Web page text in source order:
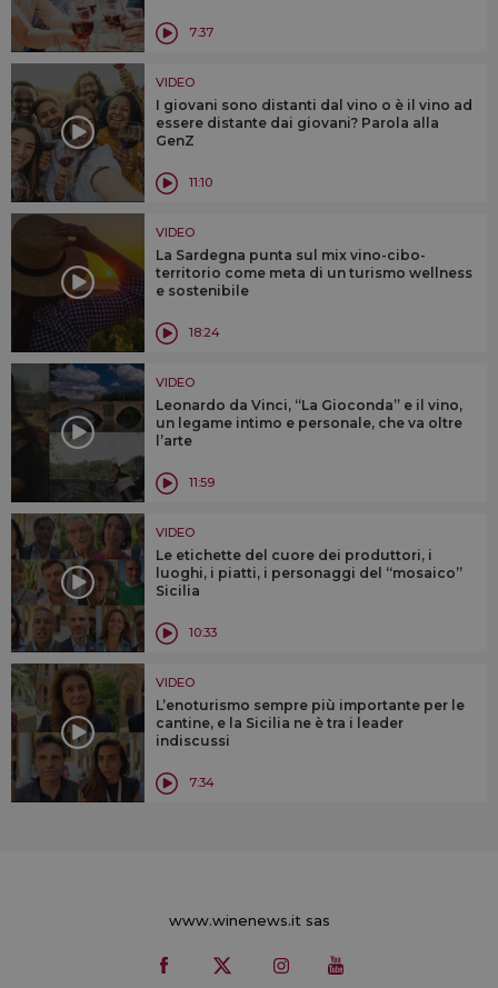
7:37
VIDEO
I giovani sono distanti dal vino o è il vino ad
essere distante dai giovani? Parola alla
GenZ
11:10
VIDEO
La Sardegna punta sul mix vino-cibo-
territorio come meta di un turismo wellness
e sostenibile
18:24
VIDEO
Leonardo da Vinci, “La Gioconda” e il vino,
un legame intimo e personale, che va oltre
l’arte
11:59
VIDEO
Le etichette del cuore dei produttori, i
luoghi, i piatti, i personaggi del “mosaico”
Sicilia
10:33
VIDEO
L’enoturismo sempre più importante per le
cantine, e la Sicilia ne è tra i leader
indiscussi
7:34
www.winenews.it sas